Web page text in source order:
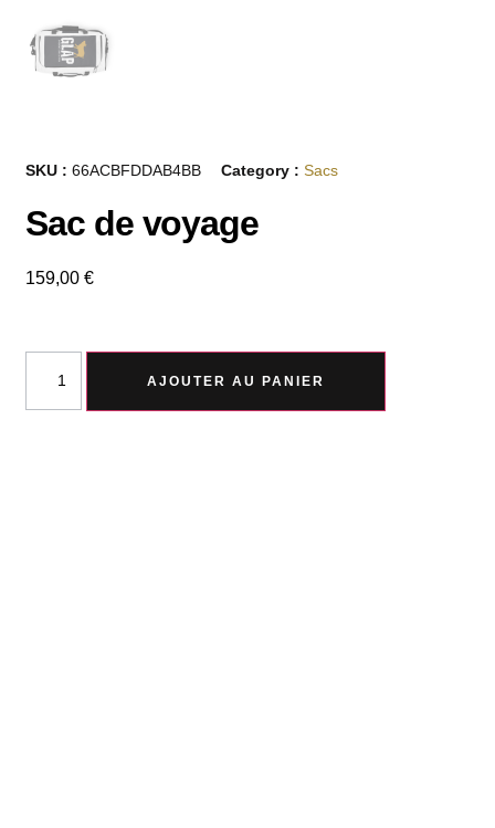
SKU :66ACBFDDAB4BB Category :Sacs
Sac de voyage
159,00€
AJOUTER AU PANIER